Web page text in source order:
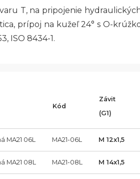
T, na pripojenie
prípoj na kužeľ 24° s O-
ISO 8434-1.
Kód
Závit
(G1)
MA21 06L MA21-06L M 12x1,5
MA21 08L MA21-08L M 14x1,5